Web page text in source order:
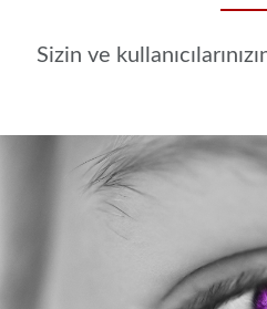
Sizin ve